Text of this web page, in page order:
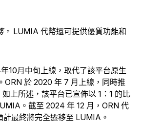
。 LUMIA 代幣還可提供優質功能和
10月中旬上線，取代了該平台原生
ORN 於 2020 年 7 月上線，同時推
上所述，該平台已宣佈以 1：1 的比
。截至 2024 年 12 月，ORN 代
計最終將完全遷移至 LUMIA。